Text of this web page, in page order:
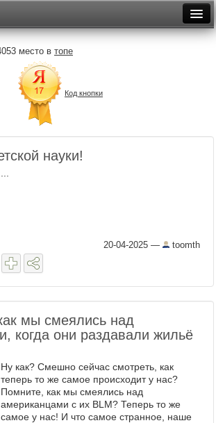
Неделя
Месяц
Рейтинги
Архив
место в топе
Код кнопки
науки!
20-04-2025 — toomth
мы смеялись над
когда они раздавали жильё
Ну как? Смешно сейчас смотреть, как
теперь то же самое происходит у нас?
Помните, как мы смеялись над
американцами с их BLM? Теперь то же
самое у нас! И что самое странное, наше